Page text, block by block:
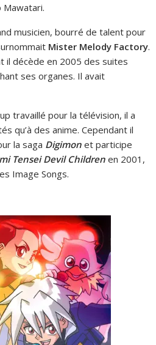
Mawatari.
musicien, bourré de talent pour
Mister Melody Factory.
il décède en 2005 des suites
ses organes. Il avait
travaillé pour la télévision, il a
qu’à des anime. Cependant il
la saga Digimon et participe
Tensei Devil Children en 2001,
Image Songs.